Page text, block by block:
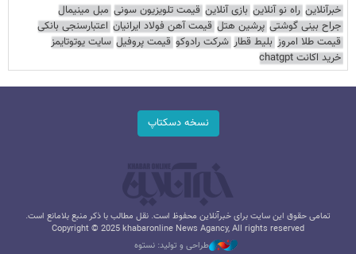
خبرآنلاین راه نو آنلاین بازی آنلاین قیمت تلویزیون سونی مبل مینیمال
جراح بینی گوشتی پرشین هتل قیمت آهن فولاد ایرانیان اعتبارسنجی بانکی
قیمت طلا امروز بلیط قطار شرکت رادوکو قیمت پروفیل سایت یوتوتایمز
خرید اکانت chatgpt
نسخه دسکتاپ
تمامی حقوق این سایت برای خبرآنلاین محفوظ است. نقل مطالب با ذکر منبع بلامانع است.
Copyright © 2025 khabaronline News Agancy, All rights reserved
طراحی و تولید: نستوه